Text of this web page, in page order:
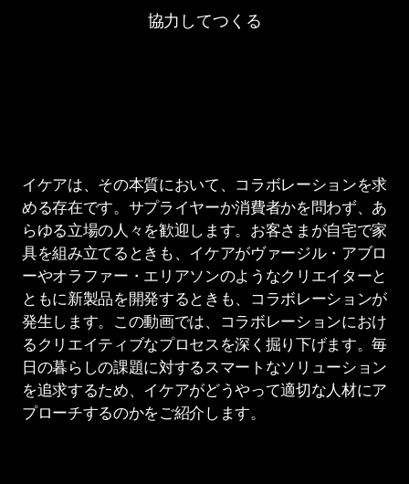
協力してつくる
イケアは、その本質において、コラボレーションを求
める存在です。サプライヤーか消費者かを問わず、あ
らゆる立場の人々を歓迎します。お客さまが自宅で家
具を組み立てるときも、イケアがヴァージル・アブロ
ーやオラファー・エリアソンのようなクリエイターと
ともに新製品を開発するときも、コラボレーションが
発生します。この動画では、コラボレーションにおけ
るクリエイティブなプロセスを深く掘り下げます。毎
日の暮らしの課題に対するスマートなソリューション
を追求するため、イケアがどうやって適切な人材にア
プローチするのかをご紹介します。